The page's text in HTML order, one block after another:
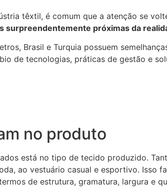
têxtil, é comum que a atenção se
surpreendentemente próximas da
Brasil e Turquia possuem
de tecnologias, práticas de gestão e
no produto
está no tipo de tecido produzido.
ao vestuário casual e esportivo. Isso
de estrutura, gramatura, largura e